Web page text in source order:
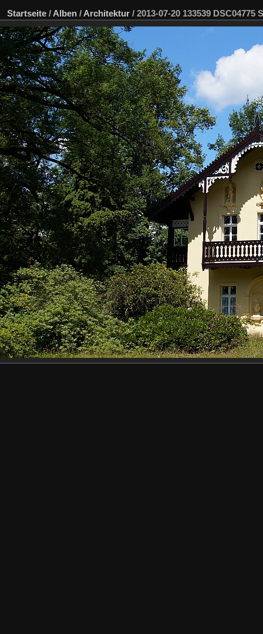
Startseite / Alben / Architektur / 2013-07-20 133539 DSC04775